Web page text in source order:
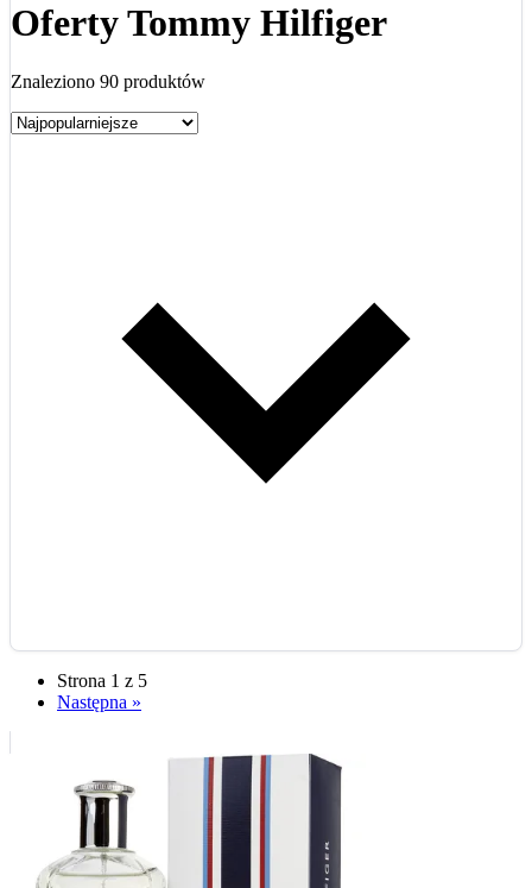
Oferty Tommy Hilfiger
Znaleziono 90 produktów
Strona 1 z 5
Następna »